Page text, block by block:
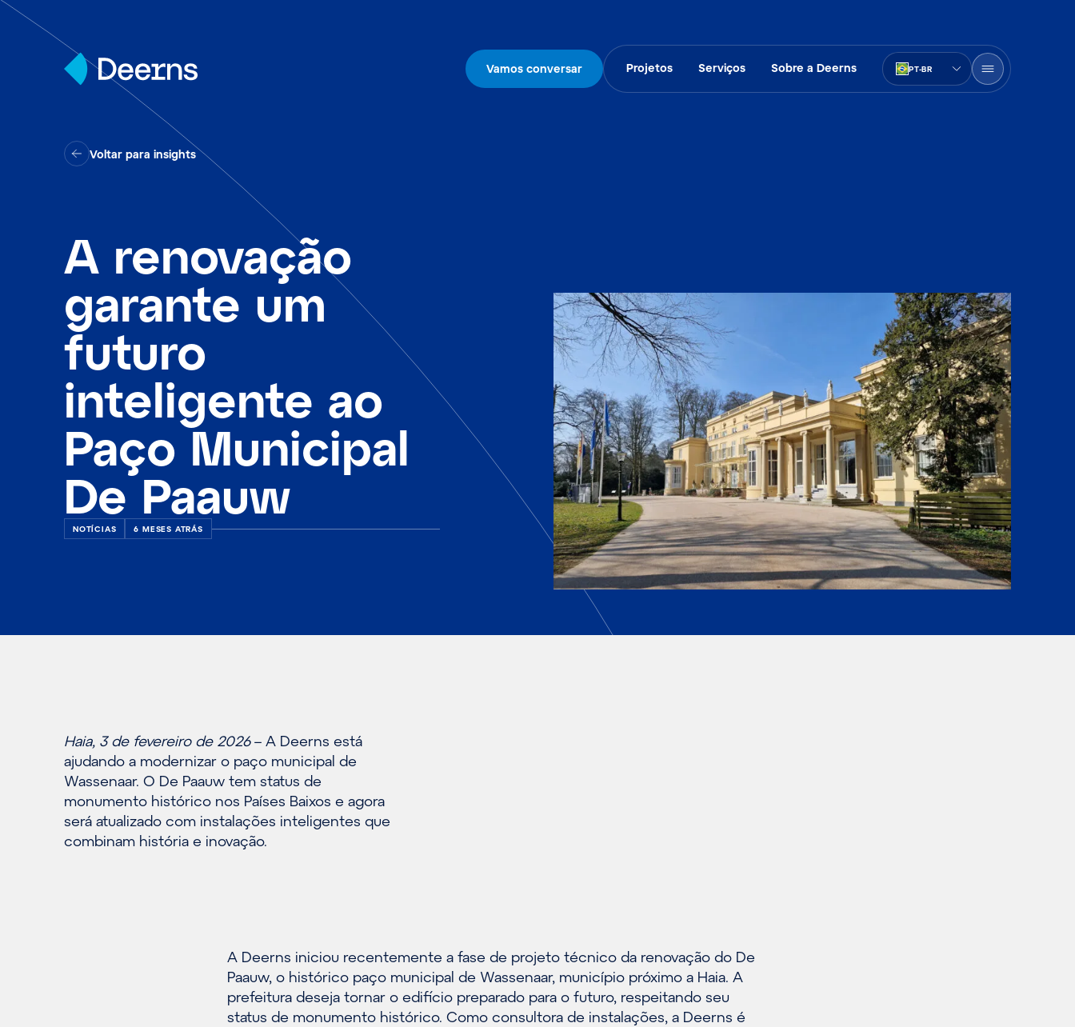
Skip to content
Vamos conversar Projetos Serviços Sobre a Deerns PT-BR
Voltar para insights
A renovação
garante um
futuro
inteligente ao
Paço Municipal
De Paauw
NOTÍCIAS 6 MESES ATRÁS
Haia, 3 de fevereiro de 2026– A Deerns está
ajudando a modernizar o paço municipal de
Wassenaar. O De Paauw tem status de
monumento histórico nos Países Baixos e agora
será atualizado com instalações inteligentes que
combinam história e inovação.
A Deerns iniciou recentemente a fase de projeto técnico da renovação do De
Paauw, o histórico paço municipal de Wassenaar, município próximo a Haia. A
prefeitura deseja tornar o edifício preparado para o futuro, respeitando seu
status de monumento histórico. Como consultora de instalações, a Deerns é